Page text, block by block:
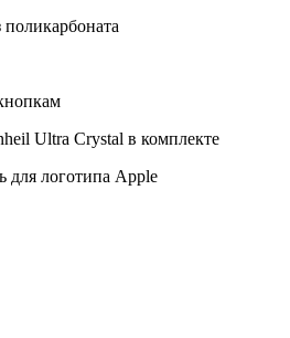
Ultra Crystal в комплекте
для логотипа Apple